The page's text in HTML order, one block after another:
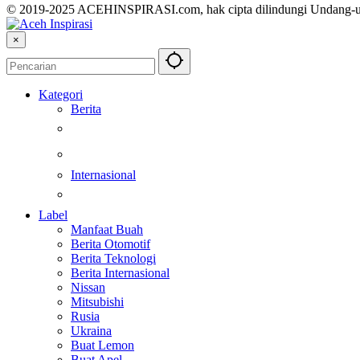
© 2019-2025 ACEHINSPIRASI.com, hak cipta dilindungi Undang-
×
Kategori
Berita
Internasional
Label
Manfaat Buah
Berita Otomotif
Berita Teknologi
Berita Internasional
Nissan
Mitsubishi
Rusia
Ukraina
Buat Lemon